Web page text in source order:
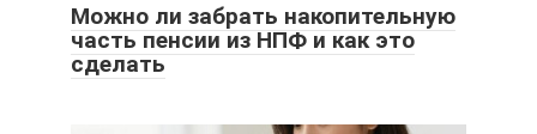
Можно ли забрать накопительную
часть пенсии из НПФ и как это
сделать